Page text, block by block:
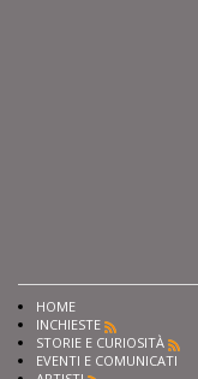
HOME
INCHIESTE
STORIE E CURIOSITÀ
EVENTI E COMUNICATI